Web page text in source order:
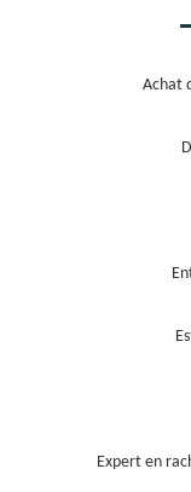
Achat
Expert en